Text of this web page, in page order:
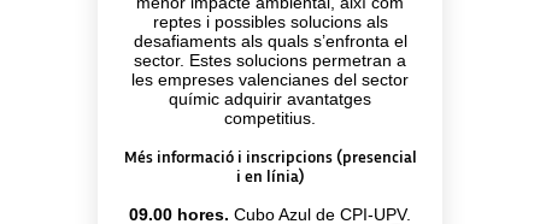
reptes i possibles solucions als
desafiaments als quals s’enfronta el
sector. Estes solucions permetran a
les empreses valencianes del sector
químic adquirir avantatges
competitius.
Més informació i inscripcions (presencial
i en línia)
09.00 hores. Cubo Azul de CPI-UPV.